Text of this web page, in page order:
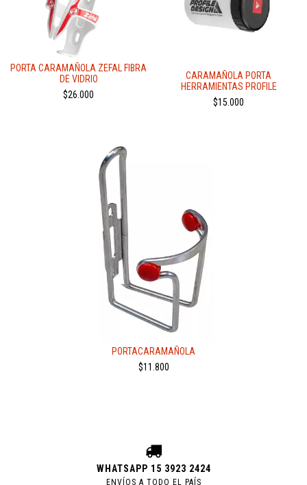
PORTA CARAMAÑOLA ZEFAL FIBRA
DE VIDRIO
$26.000
CARAMAÑOLA PORTA
HERRAMIENTAS PROFILE
$15.000
PORTACARAMAÑOLA
$11.800
WHATSAPP 15 3923 2424
ENVÍOS A TODO EL PAÍS